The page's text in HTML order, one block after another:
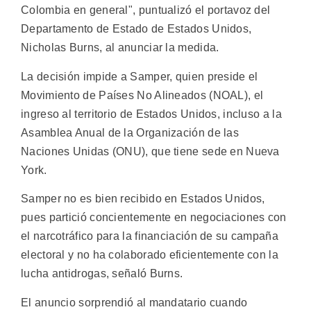
Colombia en general", puntualizó el portavoz del
Departamento de Estado de Estados Unidos,
Nicholas Burns, al anunciar la medida.
La decisión impide a Samper, quien preside el
Movimiento de Países No Alineados (NOAL), el
ingreso al territorio de Estados Unidos, incluso a la
Asamblea Anual de la Organización de las
Naciones Unidas (ONU), que tiene sede en Nueva
York.
Samper no es bien recibido en Estados Unidos,
pues partició concientemente en negociaciones con
el narcotráfico para la financiación de su campaña
electoral y no ha colaborado eficientemente con la
lucha antidrogas, señaló Burns.
El anuncio sorprendió al mandatario cuando